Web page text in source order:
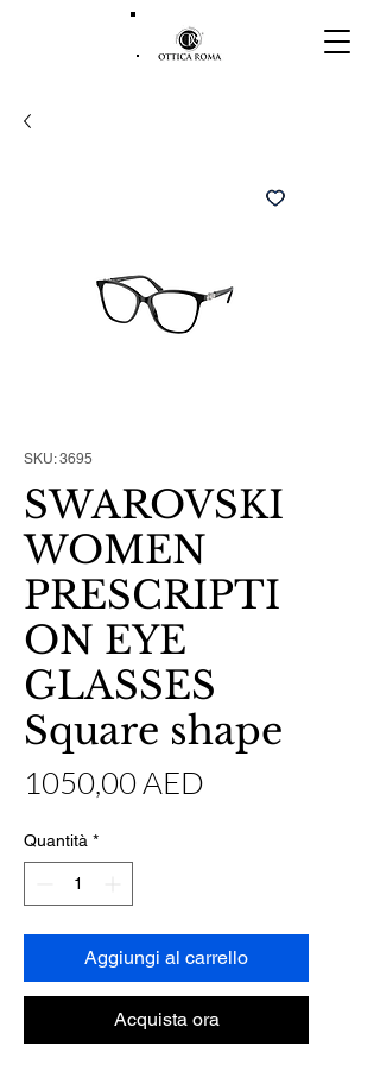
SKU: 3695
SWAROVSKI
WOMEN
PRESCRIPTI
ON EYE
GLASSES
Square shape
1050,00 AED
Quantità *
Aggiungi al carrello
Acquista ora